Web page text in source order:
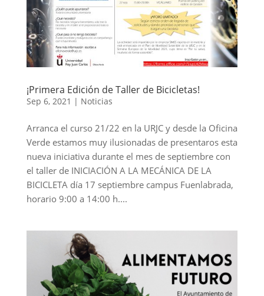
¡Primera Edición de Taller de Bicicletas!
Sep 6, 2021 | Noticias
Arranca el curso 21/22 en la URJC y desde la Oficina
Verde estamos muy ilusionadas de presentaros esta
nueva iniciativa durante el mes de septiembre con
el taller de INICIACIÓN A LA MECÁNICA DE LA
BICICLETA día 17 septiembre campus Fuenlabrada,
horario 9:00 a 14:00 h....